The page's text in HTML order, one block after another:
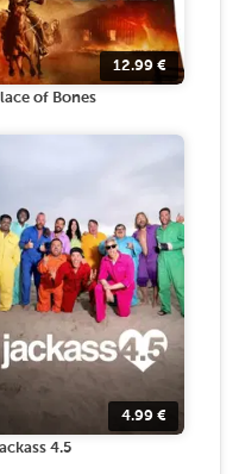
12.99 €
of Bones
4.99 €
4.5